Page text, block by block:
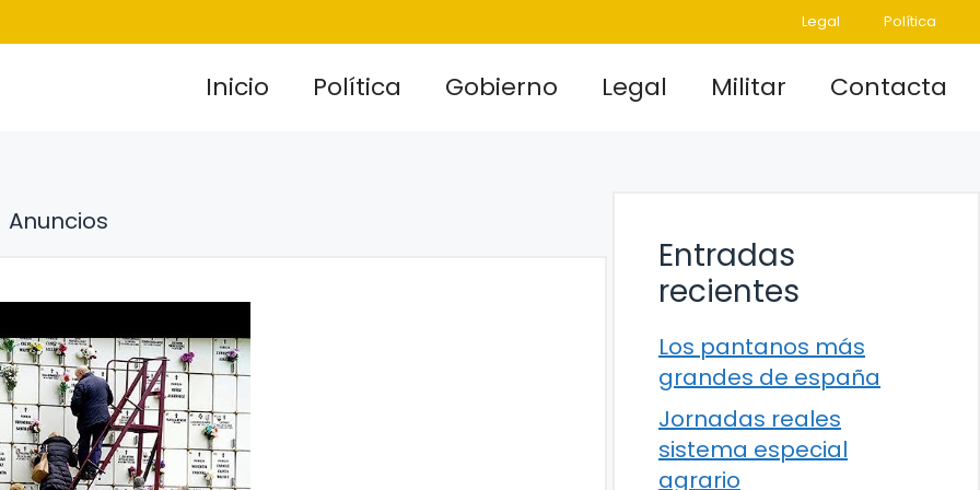
Legal Política
Inicio Política Gobierno Legal Militar Contacta
Anuncios
Entradas
recientes
Los pantanos más
grandes de españa
Jornadas reales
sistema especial
agrario